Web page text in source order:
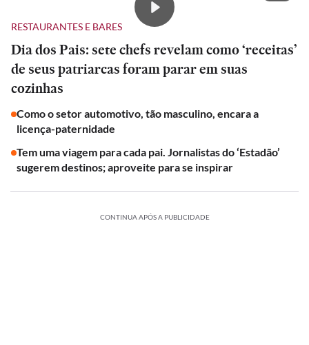
RESTAURANTES E BARES
Dia dos Pais: sete chefs revelam como ‘receitas’
de seus patriarcas foram parar em suas
cozinhas
Como o setor automotivo, tão masculino, encara a
licença-paternidade
Tem uma viagem para cada pai. Jornalistas do ‘Estadão’
sugerem destinos; aproveite para se inspirar
CONTINUA APÓS A PUBLICIDADE